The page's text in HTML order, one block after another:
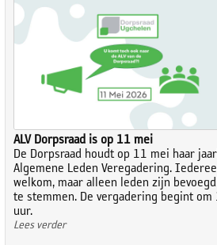
ALV Dorpsraad is op 11 mei
De Dorpsraad houdt op 11 mei haar
Algemene Leden Veregadering.
welkom, maar alleen leden zijn
te stemmen. De vergadering begint om
uur.
Lees verder